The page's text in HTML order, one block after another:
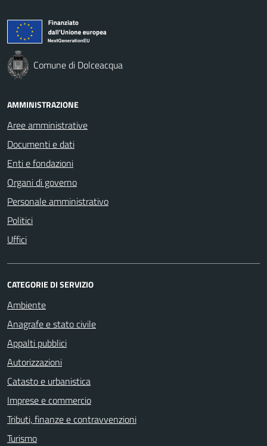
Comune di Dolceacqua
AMMINISTRAZIONE
Aree amministrative
Documenti e dati
Enti e fondazioni
Organi di governo
Personale amministrativo
Politici
Uffici
CATEGORIE DI SERVIZIO
Ambiente
Anagrafe e stato civile
Appalti pubblici
Autorizzazioni
Catasto e urbanistica
Imprese e commercio
Tributi, finanze e contravvenzioni
Turismo